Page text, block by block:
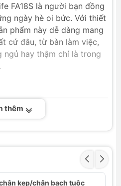
FA18S là người bạn đồng
ngày hè oi bức. Với thiết
phẩm này dễ dàng mang
cứ đâu, từ bàn làm việc,
hay thậm chí là trong
thêm
kẹp/chân bạch tuộc